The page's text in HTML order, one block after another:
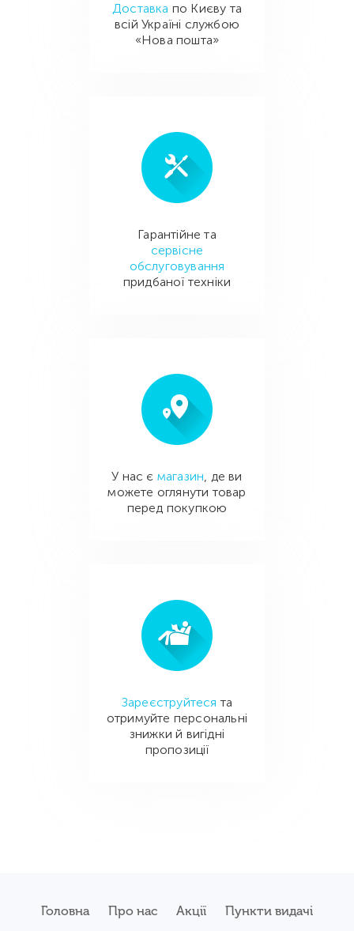
Доставка по Києву та
всій Україні службою
«Нова пошта»
Гарантійне та
сервісне
обслуговування
придбаної техніки
У нас є магазин, де ви
можете оглянути товар
перед покупкою
Зареєструйтеся та
отримуйте персональні
знижки й вигідні
пропозиції
Головна Про нас Акції Пункти видачі